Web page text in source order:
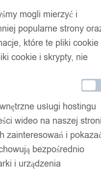
mogli mierzyć i
popularne strony
które te pliki cookie
cookie i skrypty, nie
usługi hostingu
wideo na naszej
zainteresowań i
bezpośrednio
i urządzenia